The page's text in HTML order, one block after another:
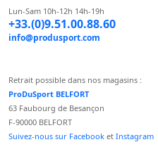
Lun-Sam 10h-12h 14h-19h
+33.(0)9.51.00.88.60
info@produsport.com
Retrait possible dans nos magasins :
ProDuSport BELFORT
63 Faubourg de Besançon
F-90000 BELFORT
Suivez-nous sur Facebook et Instagram